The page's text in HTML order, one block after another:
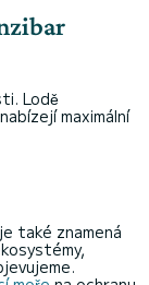
Lodě
maximální
také znamená